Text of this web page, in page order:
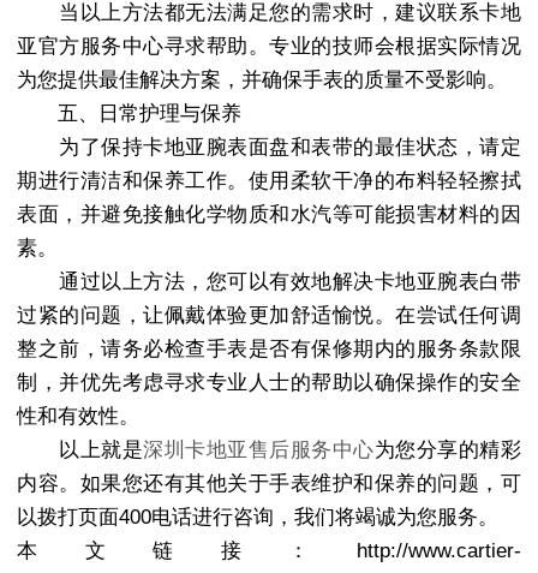
当以上方法都无法满足您的需求时，建议联系卡地
亚官方服务中心寻求帮助。专业的技师会根据实际情况
为您提供最佳解决方案，并确保手表的质量不受影响。
五、日常护理与保养
为了保持卡地亚腕表面盘和表带的最佳状态，请定
期进行清洁和保养工作。使用柔软干净的布料轻轻擦拭
表面，并避免接触化学物质和水汽等可能损害材料的因
素。
通过以上方法，您可以有效地解决卡地亚腕表白带
过紧的问题，让佩戴体验更加舒适愉悦。在尝试任何调
整之前，请务必检查手表是否有保修期内的服务条款限
制，并优先考虑寻求专业人士的帮助以确保操作的安全
性和有效性。
以上就是深圳卡地亚售后服务中心为您分享的精彩
内容。如果您还有其他关于手表维护和保养的问题，可
以拨打页面400电话进行咨询，我们将竭诚为您服务。
本文链接：http://www.cartier-